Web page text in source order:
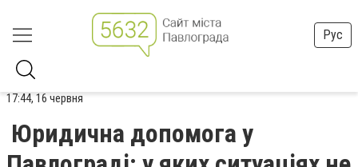
Рус
17:44, 16 червня
Юридична допомога у